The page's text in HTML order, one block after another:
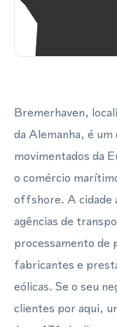
Bremerhaven,
da Alemanha, é
movimentados da
o comércio
offshore. A cidade
agências de
processamento de
fabricantes e
eólicas. Se o seu
clientes por aqui,